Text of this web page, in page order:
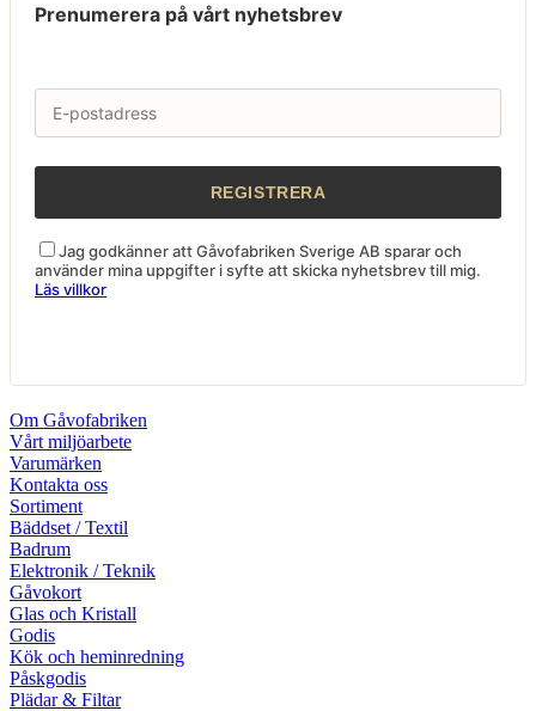
Prenumerera på vårt nyhetsbrev
Jag godkänner att Gåvofabriken Sverige AB sparar och
använder mina uppgifter i syfte att skicka nyhetsbrev till mig.
Läs villkor
Om Gåvofabriken
Vårt miljöarbete
Varumärken
Kontakta oss
Sortiment
Bäddset / Textil
Badrum
Elektronik / Teknik
Gåvokort
Glas och Kristall
Godis
Kök och heminredning
Påskgodis
Plädar & Filtar